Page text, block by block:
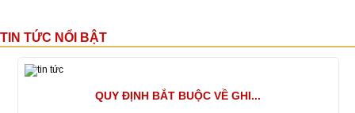
TIN TỨC NỔI BẬT
QUY ĐỊNH BẮT BUỘC VỀ GHI...